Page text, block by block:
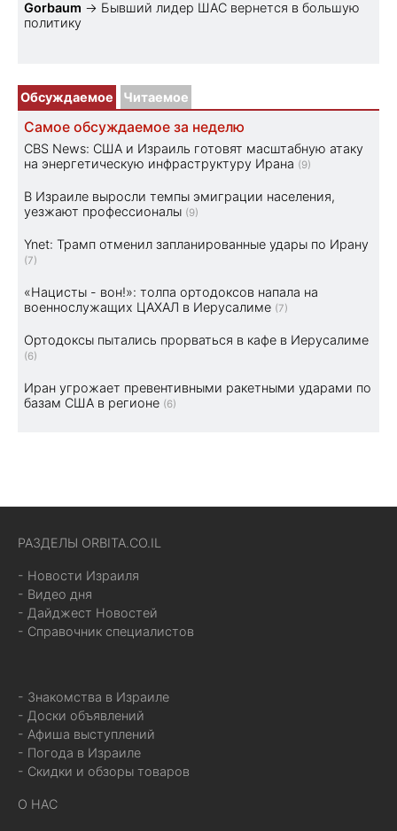
Gorbaum → Бывший лидер ШАС вернется в большую
политику
Обсуждаемое Читаемое
Самое обсуждаемое за неделю
CBS News: США и Израиль готовят масштабную атаку
на энергетическую инфраструктуру Ирана (9)
В Израиле выросли темпы эмиграции населения,
уезжают профессионалы (9)
Ynet: Трамп отменил запланированные удары по Ирану
(7)
«Нацисты - вон!»: толпа ортодоксов напала на
военнослужащих ЦАХАЛ в Иерусалиме (7)
Ортодоксы пытались прорваться в кафе в Иерусалиме
(6)
Иран угрожает превентивными ракетными ударами по
базам США в регионе (6)
РАЗДЕЛЫ ORBITA.CO.IL
- Новости Израиля
- Видео дня
- Дайджест Новостей
- Справочник специалистов
- Знакомства в Израиле
- Доски объявлений
- Афиша выступлений
- Погода в Израиле
- Скидки и обзоры товаров
О НАС